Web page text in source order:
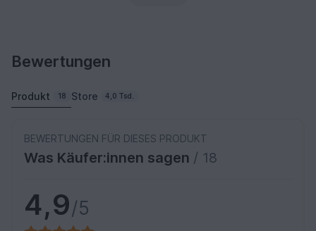
Bewertungen
Produkt 18 Store 4,0 Tsd.
BEWERTUNGEN FÜR DIESES PRODUKT
Was Käufer:innen sagen / 18
4,9/5